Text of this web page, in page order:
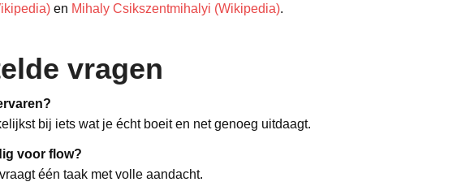
en Mihaly Csikszentmihalyi (Wikipedia).
vragen
bij iets wat je écht boeit en net genoeg uitdaagt.
voor flow?
één taak met volle aandacht.